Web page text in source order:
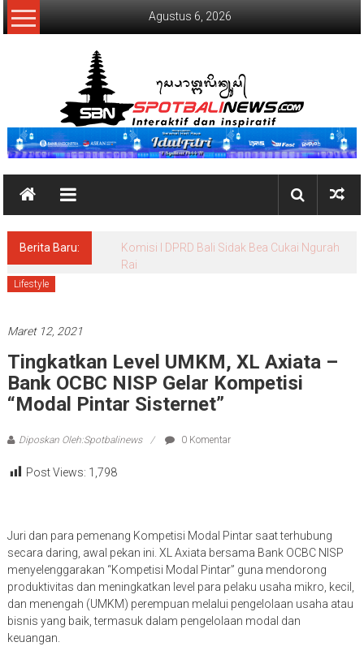
Lompat
ke
Agustus 6, 2026
SpotBaliNews
Berita Baru:
Komisi I DPRD Bali Sidak Bea Cukai Ngurah
Rai
Lifestyle
Maret 12, 2021
Tingkatkan Level UMKM, XL Axiata –
Bank OCBC NISP Gelar Kompetisi
“Modal Pintar Sisternet”
Diposkan Oleh:Spotbalinews 0 Komentar
Post Views: 1,798
Juri dan para pemenang Kompetisi Modal Pintar saat terhubung
secara daring, awal pekan ini. XL Axiata bersama Bank OCBC NISP
menyelenggarakan “Kompetisi Modal Pintar” guna mendorong
produktivitas dan meningkatkan level para pelaku usaha mikro, kecil,
dan menengah (UMKM) perempuan melalui pengelolaan usaha atau
bisnis yang baik, termasuk dalam pengelolaan modal dan
keuangan.